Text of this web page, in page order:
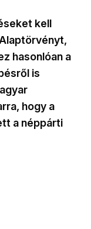
kell
hasonlóan a
is
hogy a
a néppárti